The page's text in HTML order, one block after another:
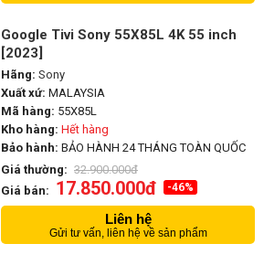
Google Tivi Sony 55X85L 4K 55 inch
[2023]
Hãng: Sony
Xuất xứ: MALAYSIA
Mã hàng: 55X85L
Kho hàng: Hết hàng
Bảo hành: BẢO HÀNH 24 THÁNG TOÀN QUỐC
Giá thường: 32.900.000đ
Giá bán: 17.850.000đ -46%
Liên hệ
Gửi tư vấn, liên hệ về sản phẩm